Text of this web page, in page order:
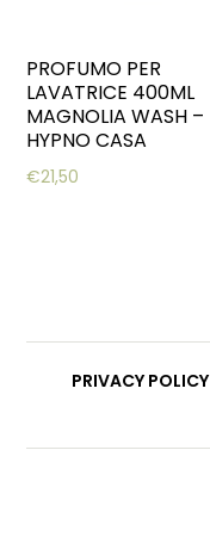
PROFUMO PER
LAVATRICE 400ML
MAGNOLIA WASH –
HYPNO CASA
€21,50
PRIVACY POLICY